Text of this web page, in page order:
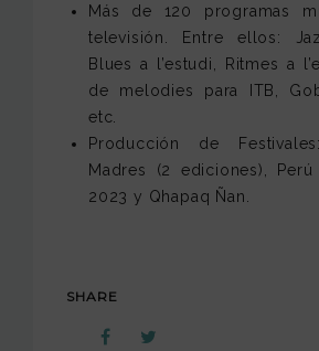
Más de 120 programas
televisión. Entre ellos:
Blues a l’estudi, Ritmes a
de melodies para ITB,
etc.
Producción de
Madres (2 ediciones), Perú
2023 y Qhapaq Ñan.
SHARE